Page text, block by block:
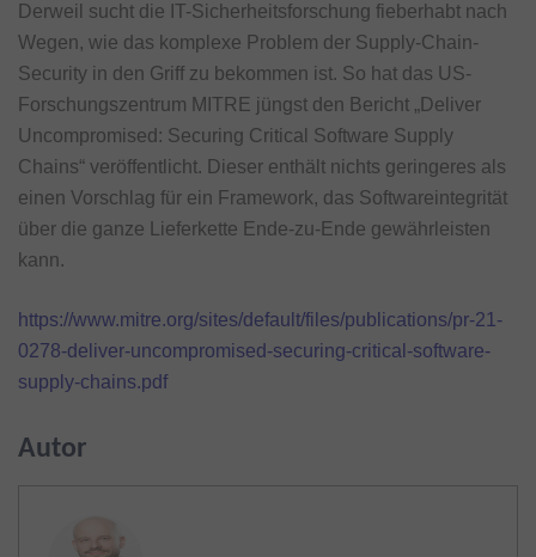
Derweil sucht die IT-Sicherheitsforschung fieberhabt nach
Wegen, wie das komplexe Problem der Supply-Chain-
Security in den Griff zu bekommen ist. So hat das US-
Forschungszentrum MITRE jüngst den Bericht „Deliver
Uncompromised: Securing Critical Software Supply
Chains“ veröffentlicht. Dieser enthält nichts geringeres als
einen Vorschlag für ein Framework, das Softwareintegrität
über die ganze Lieferkette Ende-zu-Ende gewährleisten
kann.
https://www.mitre.org/sites/default/files/publications/pr-21-
0278-deliver-uncompromised-securing-critical-software-
supply-chains.pdf
Autor